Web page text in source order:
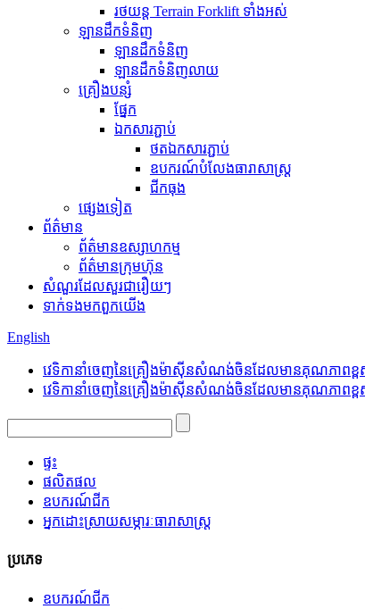
រថយន្ត Terrain Forklift ទាំងអស់
ឡានដឹកទំនិញ
ឡានដឹកទំនិញ
ឡានដឹកទំនិញលាយ
គ្រឿងបន្សំ
ផ្នែក
ឯកសារភ្ជាប់
ថតឯកសារភ្ជាប់
ឧបករណ៍បំលែងធារាសាស្ត្រ
ជីកធុង
ផ្សេងទៀត
ព័ត៌មាន
ព័ត៌មានឧស្សាហកម្ម
ព័ត៌មានក្រុមហ៊ុន
សំណួរដែលសួរជារឿយៗ
ទាក់ទង​មក​ពួក​យើង
English
វេទិកានាំចេញនៃគ្រឿងម៉ាស៊ីនសំណង់ចិនដែលមានគុណភាពខ្
វេទិកានាំចេញនៃគ្រឿងម៉ាស៊ីនសំណង់ចិនដែលមានគុណភាពខ្
ផ្ទះ
ផលិតផល
ឧបករណ៍ជីក
អ្នកដោះស្រាយសម្ភារៈធារាសាស្ត្រ
ប្រភេទ
ឧបករណ៍ជីក